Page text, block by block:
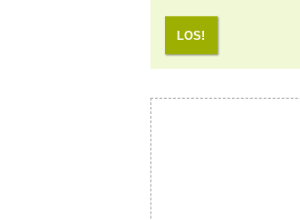
LOS!